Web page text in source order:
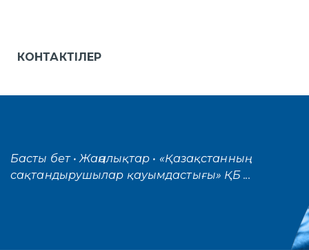
КОНТАКТІЛЕР
Басты бет • Жаңалықтар • «Қазақстанның
сақтандырушылар қауымдастығы» ҚБ ...